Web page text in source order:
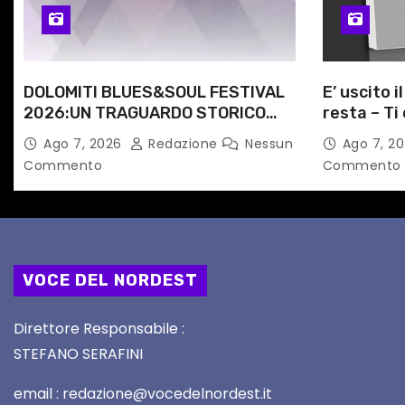
c
o
l
i
DOLOMITI BLUES&SOUL FESTIVAL
2026:UN TRAGUARDO STORICO
PER LA 25ª EDIZIONE TRA LE CIME
PATRIMONIO UNESCO
Ago 7, 2026 Redazione
Nessun
Commento
E’ uscito
resta – Ti
Angela
primario
Ago 7,
Commento
VOCE DEL NORDEST
Direttore Responsabile :
STEFANO SERAFINI
email : redazione@vocedelnordest.it